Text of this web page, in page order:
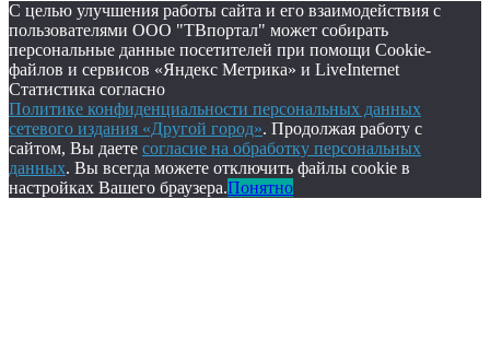
С целью улучшения работы сайта и его взаимодействия с
пользователями ООО "ТВпортал" может собирать
персональные данные посетителей при помощи Cookie-
файлов и сервисов «Яндекс Метрика» и LiveInternet
Статистика согласно
Политике конфиденциальности персональных данных
сетевого издания «Другой город». Продолжая работу с
сайтом, Вы даете согласие на обработку персональных
данных. Вы всегда можете отключить файлы cookie в
настройках Вашего браузера.Понятно